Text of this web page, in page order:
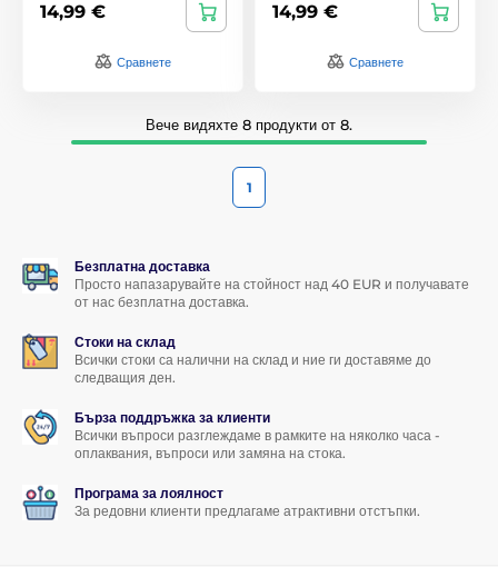
14,99 €
Сравнете
14,99 €
Сравнете
Вече видяхте 8 продукти от 8.
1
Безплатна доставка
Просто напазарувайте на стойност над 40 EUR и получавате
от нас безплатна доставка.
Стоки на склад
Всички стоки са налични на склад и ние ги доставяме до
следващия ден.
Бърза поддръжка за клиенти
Всички въпроси разглеждаме в рамките на няколко часа -
оплаквания, въпроси или замяна на стока.
Програма за лоялност
За редовни клиенти предлагаме атрактивни отстъпки.